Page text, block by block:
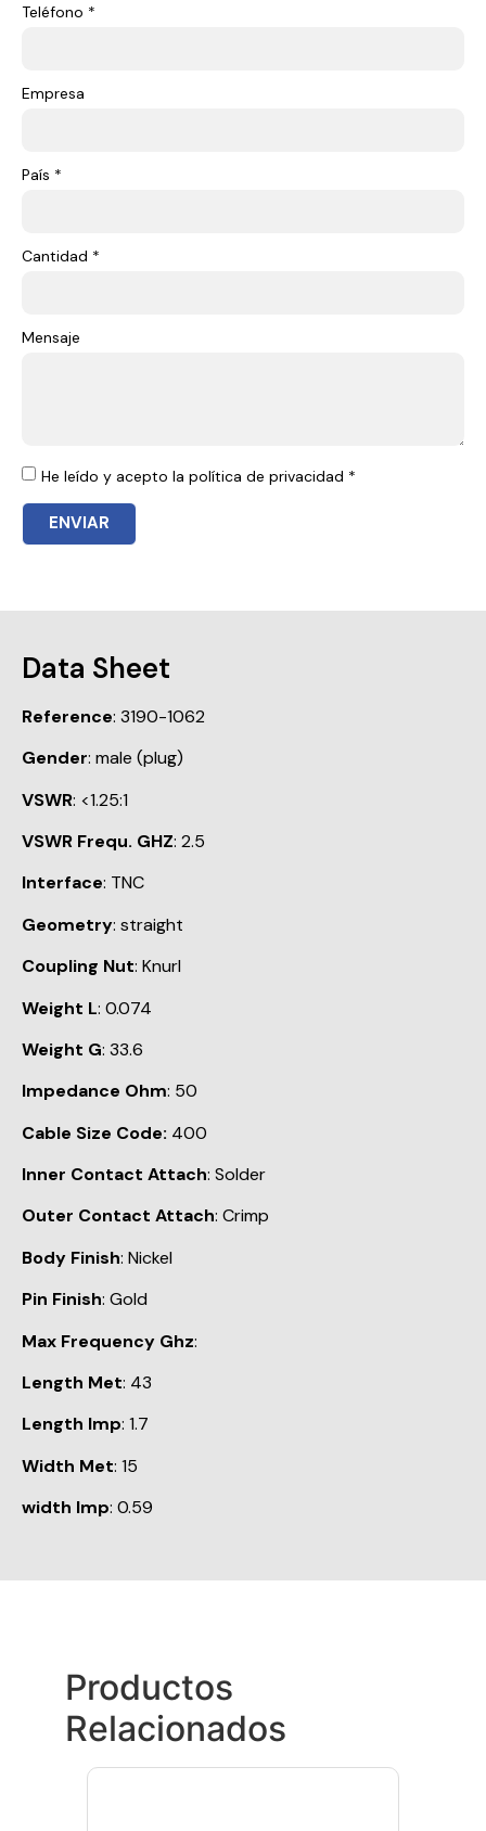
Teléfono *
Empresa
País *
Cantidad *
Mensaje
He leído y acepto la política de privacidad *
ENVIAR
Data Sheet
Reference: 3190-1062
Gender: male (plug)
VSWR: <1.25:1
VSWR Frequ. GHZ: 2.5
Interface: TNC
Geometry: straight
Coupling Nut: Knurl
Weight L: 0.074
Weight G: 33.6
Impedance Ohm: 50
Cable Size Code: 400
Inner Contact Attach: Solder
Outer Contact Attach: Crimp
Body Finish: Nickel
Pin Finish: Gold
Max Frequency Ghz:
Length Met: 43
Length Imp: 1.7
Width Met: 15
width Imp: 0.59
Productos
Relacionados